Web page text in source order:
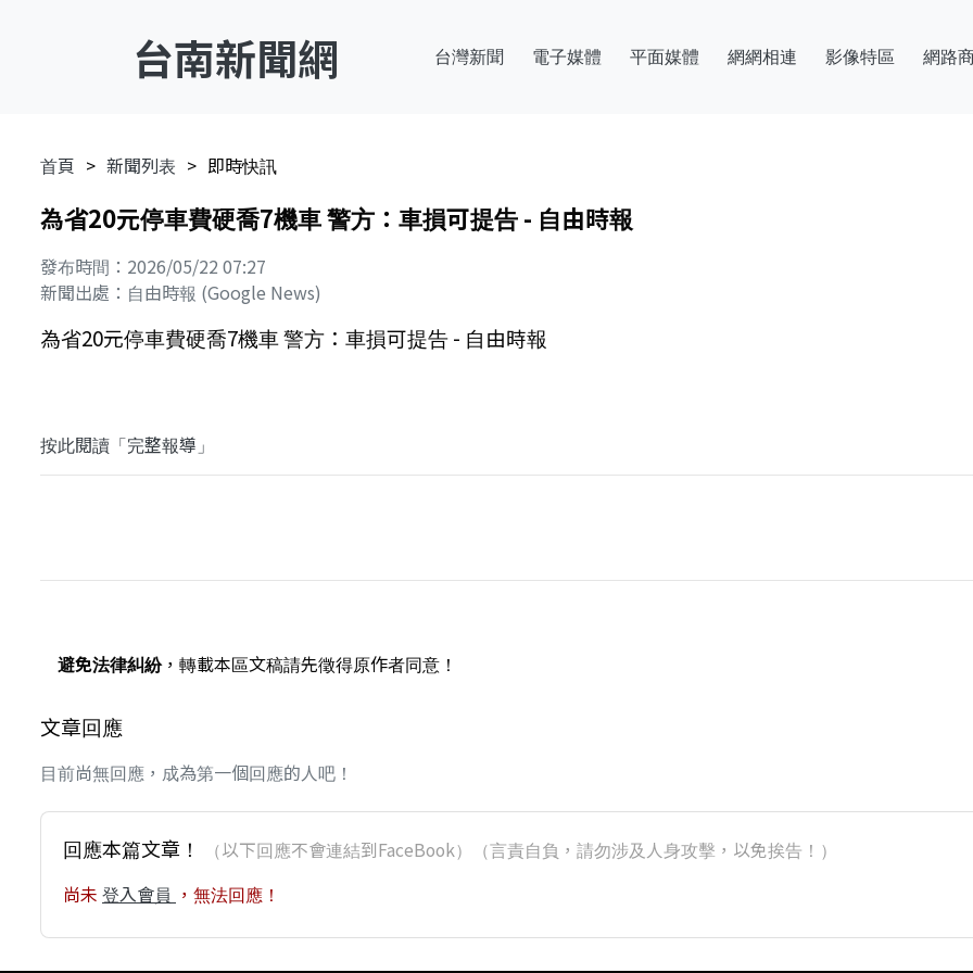
台南新聞網 台灣新聞 電子媒體 平面媒體 網網相連 影像特區 網路
首頁 新聞列表 即時快訊
為省20元停車費硬喬7機車 警方：車損可提告 - 自由時報
發布時間：2026/05/22 07:27
新聞出處：自由時報 (Google News)
為省20元停車費硬喬7機車 警方：車損可提告 - 自由時報
按此閱讀「完整報導」
避免法律糾紛，轉載本區文稿請先徵得原作者同意！
文章回應
目前尚無回應，成為第一個回應的人吧！
回應本篇文章！ （以下回應不會連結到FaceBook）（言責自負，請勿涉及人身攻擊，以免挨告！）
尚未 登入會員 ，無法回應！